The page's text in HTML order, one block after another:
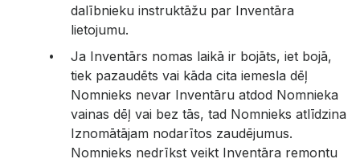
dalībnieku instruktāžu par Inventāra
lietojumu.
Ja Inventārs nomas laikā ir bojāts, iet bojā,
tiek pazaudēts vai kāda cita iemesla dēļ
Nomnieks nevar Inventāru atdod Nomnieka
vainas dēļ vai bez tās, tad Nomnieks atlīdzina
Iznomātājam nodarītos zaudējumus.
Nomnieks nedrīkst veikt Inventāra remontu